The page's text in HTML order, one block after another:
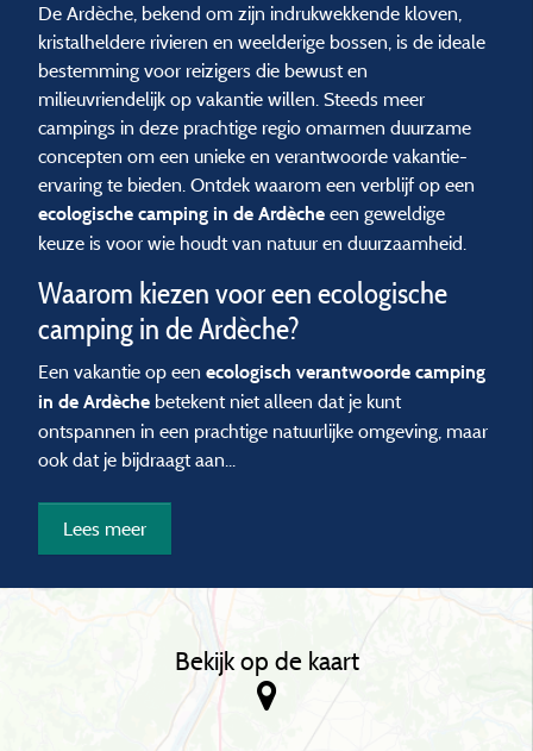
De Ardèche, bekend om zijn indrukwekkende kloven,
kristalheldere rivieren en weelderige bossen, is de ideale
bestemming voor reizigers die bewust en
milieuvriendelijk op vakantie willen. Steeds meer
campings in deze prachtige regio omarmen duurzame
concepten om een unieke en verantwoorde vakantie-
ervaring te bieden. Ontdek waarom een verblijf op een
ecologische camping in de Ardèche een geweldige
keuze is voor wie houdt van natuur en duurzaamheid.
Waarom kiezen voor een ecologische
camping in de Ardèche?
Een vakantie op een ecologisch verantwoorde camping
in de Ardèche betekent niet alleen dat je kunt
ontspannen in een prachtige natuurlijke omgeving, maar
ook dat je bijdraagt aan...
Lees meer
Bekijk op de kaart